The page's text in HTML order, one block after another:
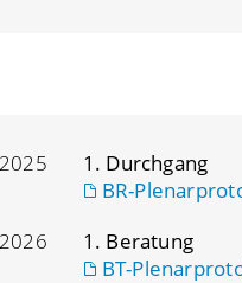
1. Durchgang
BR-
1. Beratung
BT-